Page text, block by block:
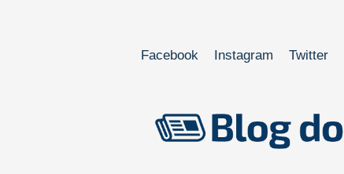
Facebook Instagram Twitter